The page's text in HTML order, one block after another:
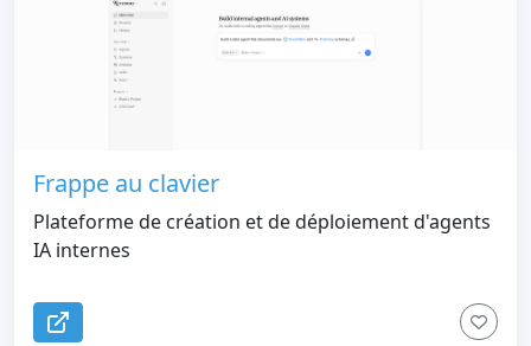
Frappe au clavier
Plateforme de création et de déploiement d'agents
IA internes